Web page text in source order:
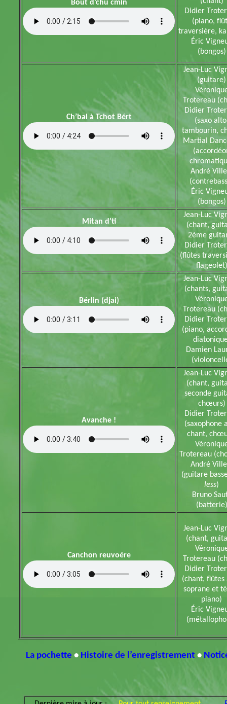
Bout d’chu cmin
Didier
(piano,
traversière,
Éric
(bongos)
Ch’bal à Tchot Bért
Jean-Luc
(guitare)
Trotereau
Didier
(saxo
tambourin,
Martial
André
Éric
(bongos)
Mitan d’ti
Jean-Luc
(chant,
2ème
Didier
(flûtes
flageolet)
Bérlin (djai)
Jean-Luc
(chants,
Trotereau
Didier
(piano,
Damien
Avanche !
Jean-Luc
(chant,
seconde
chœurs)
Didier
(saxophone
chant,
Trotereau
André
(guitare
less)
Bruno
(batterie)
Canchon reuvoére
Jean-Luc
(chant,
Trotereau
Didier
(chant, flûtes
soprane et
piano)
Éric
La pochette • Histoire de l’enregistrement •